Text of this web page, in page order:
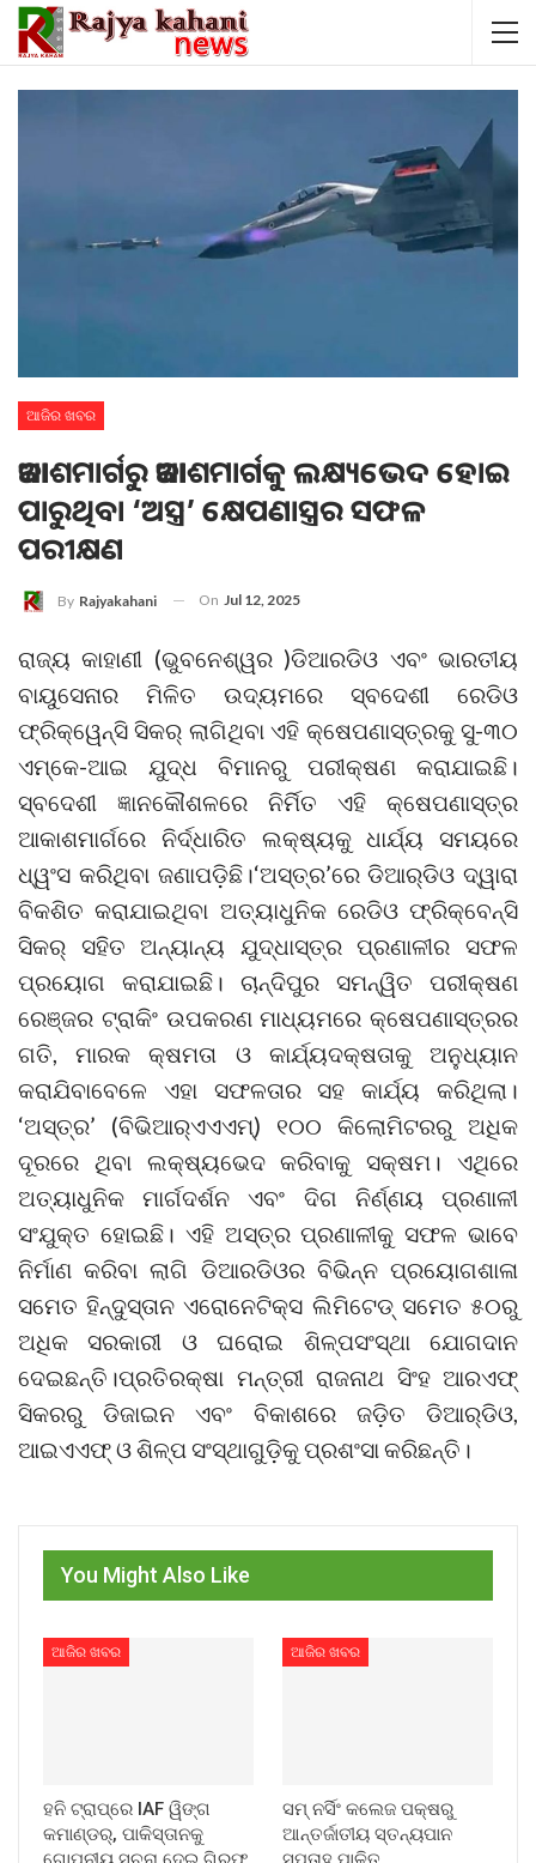
ଆଜିର ଖବର
ଆକାଶମାର୍ଗରୁ ଆକାଶମାର୍ଗକୁ ଲକ୍ଷ୍ୟଭେଦ ହୋଇ
ପାରୁଥିବା ‘ଅସ୍ତ୍ର’ କ୍ଷେପଣାସ୍ତ୍ରର ସଫଳ
ପରୀକ୍ଷଣ
By Rajyakahani On Jul 12, 2025
ରାଜ୍ୟ କାହାଣୀ (ଭୁବନେଶ୍ୱର )ଡିଆରଡିଓ ଏବଂ ଭାରତୀୟ
ବାୟୁସେନାର ମିଳିତ ଉଦ୍ୟମରେ ସ୍ବଦେଶୀ ରେଡିଓ
ଫ୍ରିକ୍ୱେନ୍ସି ସିକର୍‌ ଲାଗିଥିବା ଏହି କ୍ଷେପଣାସ୍ତ୍ରକୁ ସୁ-୩୦
ଏମ୍‌କେ-ଆଇ ଯୁଦ୍ଧ ବିମାନରୁ ପରୀକ୍ଷଣ କରାଯାଇଛି।
ସ୍ବଦେଶୀ ଜ୍ଞାନକୌଶଳରେ ନିର୍ମିତ ଏହି କ୍ଷେପଣାସ୍ତ୍ର
ଆକାଶମାର୍ଗରେ ନିର୍ଦ୍ଧାରିତ ଲକ୍ଷ୍ୟକୁ ଧାର୍ଯ୍ୟ ସମୟରେ
ଧ୍ୱଂସ କରିଥିବା ଜଣାପଡ଼ିଛି।‘ଅସ୍ତ୍ର’ରେ ଡିଆର୍‌ଡିଓ ଦ୍ୱାରା
ବିକଶିତ କରାଯାଇଥିବା ଅତ୍ୟାଧୁନିକ ରେଡିଓ ଫ୍ରିକ୍ବେନ୍‌ସି
ସିକର୍ ସହିତ ଅନ୍ୟାନ୍ୟ ଯୁଦ୍ଧାସ୍ତ୍ର ପ୍ରଣାଳୀର ସଫଳ
ପ୍ରୟୋଗ କରାଯାଇଛି। ଚାନ୍ଦିପୁର ସମନ୍ୱିତ ପରୀକ୍ଷଣ
ରେଞ୍ଜର ଟ୍ରାକିଂ ଉପକରଣ ମାଧ୍ୟମରେ କ୍ଷେପଣାସ୍ତ୍ରର
ଗତି, ମାରକ କ୍ଷମତା ଓ କାର୍ଯ୍ୟଦକ୍ଷତାକୁ ଅନୁଧ୍ୟାନ
କରାଯିବାବେଳେ ଏହା ସଫଳତାର ସହ କାର୍ଯ୍ୟ କରିଥିଲା।
‘ଅସ୍ତ୍ର’ (ବିଭିଆର୍‌ଏଏଏମ୍‌) ୧୦୦ କିଲୋମିଟରରୁ ଅଧିକ
ଦୂରରେ ଥିବା ଲକ୍ଷ୍ୟଭେଦ କରିବାକୁ ସକ୍ଷମ। ଏଥିରେ
ଅତ୍ୟାଧୁନିକ ମାର୍ଗଦର୍ଶନ ଏବଂ ଦିଗ ନିର୍ଣ୍ଣୟ ପ୍ରଣାଳୀ
ସଂଯୁକ୍ତ ହୋଇଛି। ଏହି ଅସ୍ତ୍ର ପ୍ରଣାଳୀକୁ ସଫଳ ଭାବେ
ନିର୍ମାଣ କରିବା ଲାଗି ଡିଆରଡିଓର ବିଭିନ୍ନ ପ୍ରୟୋଗଶାଳା
ସମେତ ହିନ୍ଦୁସ୍ତାନ ଏରୋନେଟିକ୍ସ ଲିମିଟେଡ୍‌ ସମେତ ୫୦ରୁ
ଅଧିକ ସରକାରୀ ଓ ଘରୋଇ ଶିଳ୍ପସଂସ୍ଥା ଯୋଗଦାନ
ଦେଇଛନ୍ତି।ପ୍ରତିରକ୍ଷା ମନ୍ତ୍ରୀ ରାଜନାଥ ସିଂହ ଆରଏଫ୍‌
ସିକରରୁ ଡିଜାଇନ ଏବଂ ବିକାଶରେ ଜଡ଼ିତ ଡିଆର୍‌ଡିଓ,
ଆଇଏଏଫ୍‌ ଓ ଶିଳ୍ପ ସଂସ୍ଥାଗୁଡ଼ିକୁ ପ୍ରଶଂସା କରିଛନ୍ତି।
You Might Also Like
ଆଜିର ଖବର
ହନି ଟ୍ରାପ୍‌ରେ IAF ୱିଙ୍ଗ
କମାଣ୍ଡର୍, ପାକିସ୍ତାନକୁ
ଆଜିର ଖବର
ସମ୍ ନର୍ସିଂ କଲେଜ ପକ୍ଷରୁ
ଆନ୍ତର୍ଜାତୀୟ ସ୍ତନ୍ୟପାନ